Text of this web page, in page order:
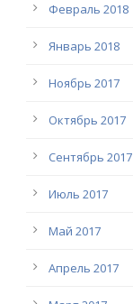
Февраль 2018
Январь 2018
Ноябрь 2017
Октябрь 2017
Сентябрь 2017
Июль 2017
Май 2017
Апрель 2017